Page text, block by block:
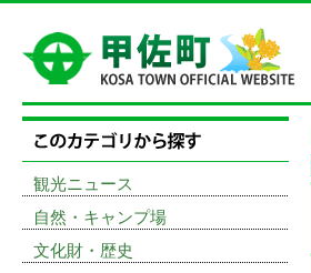
観光ニュース
自然・キャンプ場
文化財・歴史